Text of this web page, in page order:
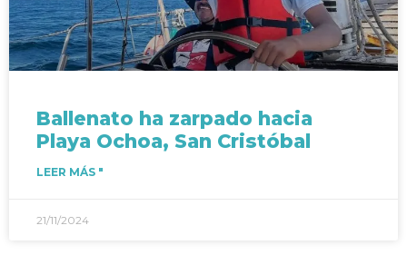
Ballenato ha zarpado hacia
Playa Ochoa, San Cristóbal
LEER MÁS "
21/11/2024